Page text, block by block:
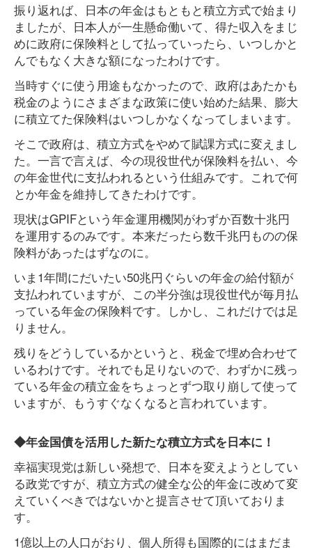
振り返れば、日本の年金はもともと積立方式で始まり
ましたが、日本人が一生懸命働いて、得た収入をまじ
めに政府に保険料として払っていったら、いつしかと
んでもなく大きな額になったわけです。
当時すぐに使う用途もなかったので、政府はあたかも
税金のようにさまざまな政策に使い始めた結果、膨大
に積立てた保険料はいつしかなくなってしまいます。
そこで政府は、積立方式をやめて賦課方式に変えまし
た。一言で言えば、今の現役世代が保険料を払い、今
の年金世代に支払われるという仕組みです。これで何
とか年金を維持してきたわけです。
現状はGPIFという年金運用機関がわずか百数十兆円
を運用するのみです。本来だったら数千兆円ものの保
険料があったはずなのに。
いま1年間にだいたい50兆円ぐらいの年金の給付額が
支払われていますが、この半分強は現役世代が毎月払
っている年金の保険料です。しかし、これだけでは足
りません。
残りをどうしているかというと、税金で埋め合わせて
いるわけです。それでも足りないので、わずかに残っ
ている年金の積立金をちょっとずつ取り崩して使って
いますが、もうすぐなくなると言われています。
◆年金国債を活用した新たな積立方式を日本に！
幸福実現党は新しい発想で、日本を変えようとしてい
る政党ですが、積立方式の健全な公的年金に改めて変
えていくべきではないかと提言させて頂いておりま
す。
1億以上の人口がおり、個人所得も国際的にはまだま